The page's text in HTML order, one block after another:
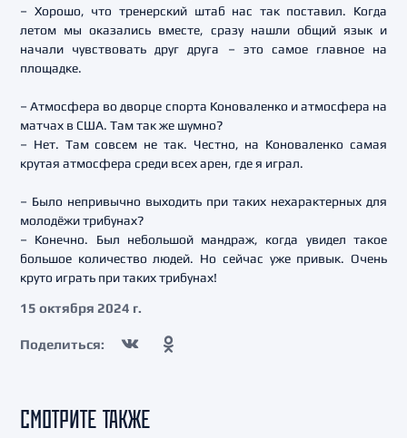
– Хорошо, что тренерский штаб нас так поставил. Когда
летом мы оказались вместе, сразу нашли общий язык и
начали чувствовать друг друга – это самое главное на
площадке.
– Атмосфера во дворце спорта Коноваленко и атмосфера на
матчах в США. Там так же шумно?
– Нет. Там совсем не так. Честно, на Коноваленко самая
крутая атмосфера среди всех арен, где я играл.
– Было непривычно выходить при таких нехарактерных для
молодёжи трибунах?
– Конечно. Был небольшой мандраж, когда увидел такое
большое количество людей. Но сейчас уже привык. Очень
круто играть при таких трибунах!
15 октября 2024 г.
Поделиться:
СМОТРИТЕ ТАКЖЕ